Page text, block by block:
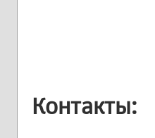
Контакты: